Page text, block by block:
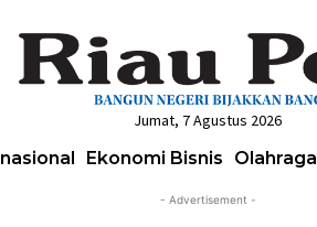
Jumat, 7 Agustus 2026
Ekonomi Bisnis Olahraga
- Advertisement -